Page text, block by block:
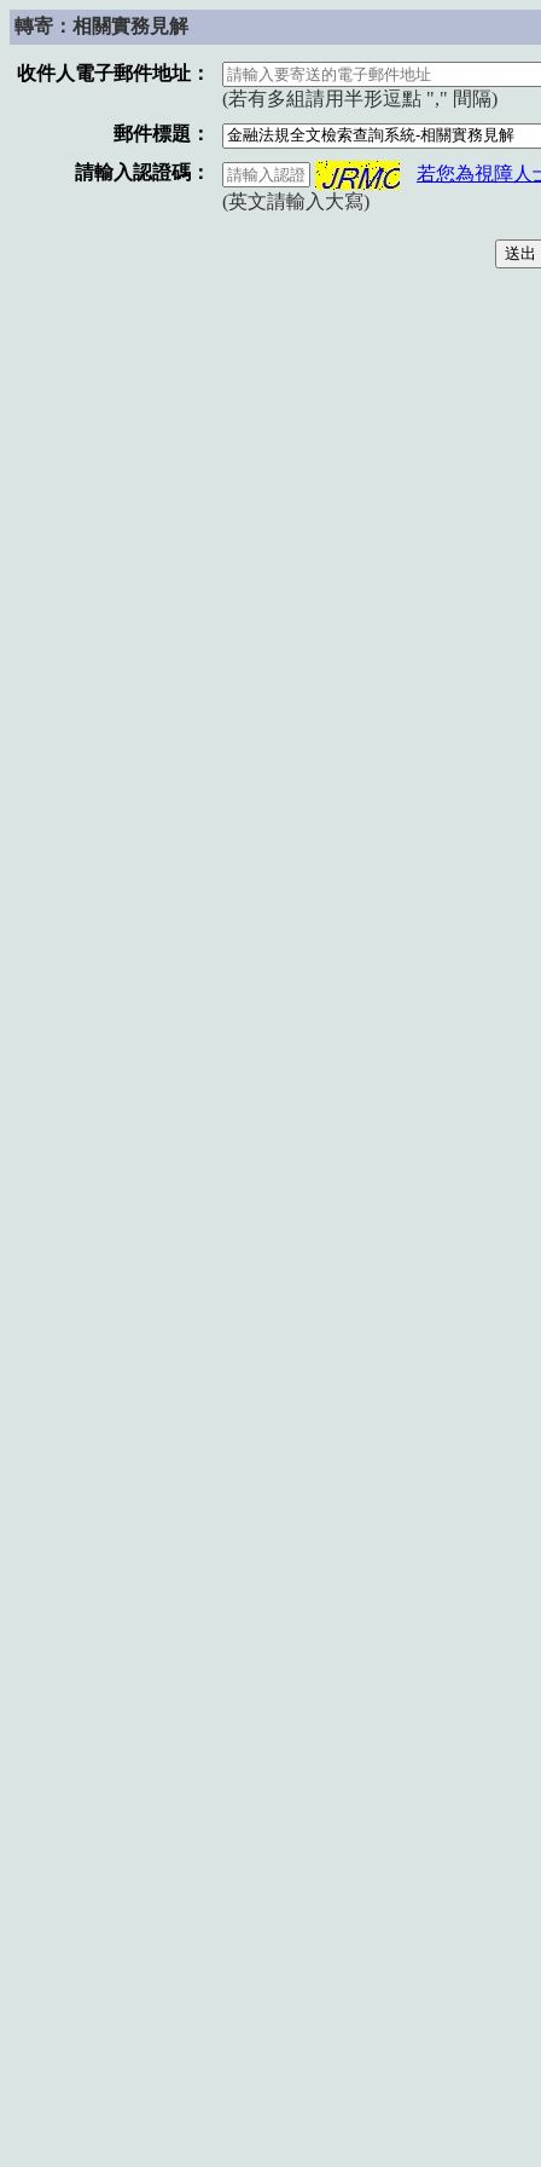
轉寄：相關實務見解
收件人電子郵件地址：
(若有多組請用半形逗點 "," 間隔)
郵件標題：
請輸入認證碼：
若您為視障人
(英文請輸入大寫)